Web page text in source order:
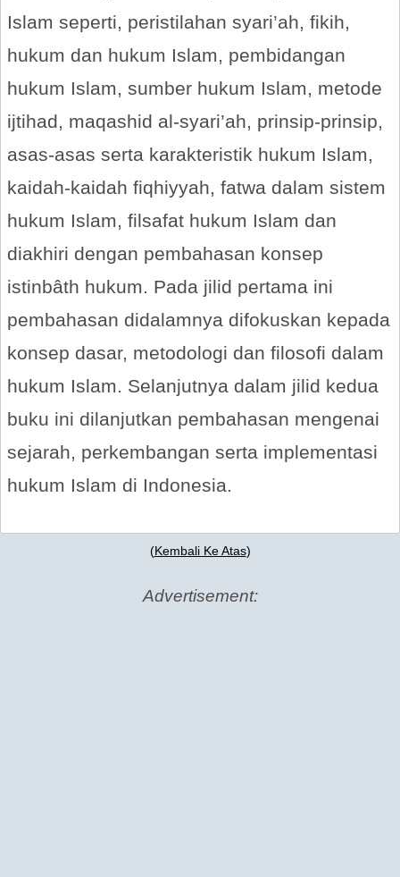
Islam seperti, peristilahan syari’ah, fikih,
hukum dan hukum Islam, pembidangan
hukum Islam, sumber hukum Islam, metode
ijtihad, maqashid al-syari’ah, prinsip-prinsip,
asas-asas serta karakteristik hukum Islam,
kaidah-kaidah fiqhiyyah, fatwa dalam sistem
hukum Islam, filsafat hukum Islam dan
diakhiri dengan pembahasan konsep
istinbâth hukum. Pada jilid pertama ini
pembahasan didalamnya difokuskan kepada
konsep dasar, metodologi dan filosofi dalam
hukum Islam. Selanjutnya dalam jilid kedua
buku ini dilanjutkan pembahasan mengenai
sejarah, perkembangan serta implementasi
hukum Islam di Indonesia.
(Kembali Ke Atas)
Advertisement: